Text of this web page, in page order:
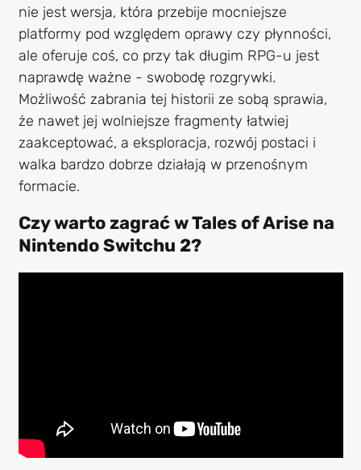
nie jest wersja, która przebije mocniejsze
platformy pod względem oprawy czy płynności,
ale oferuje coś, co przy tak długim RPG-u jest
naprawdę ważne - swobodę rozgrywki.
Możliwość zabrania tej historii ze sobą sprawia,
że nawet jej wolniejsze fragmenty łatwiej
zaakceptować, a eksploracja, rozwój postaci i
walka bardzo dobrze działają w przenośnym
formacie.
Czy warto zagrać w Tales of Arise na
Nintendo Switchu 2?